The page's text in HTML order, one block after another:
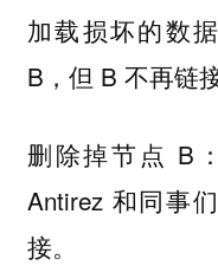
加载损坏的数
B，但 B 不再链
删除掉节点 B
Antirez 和同事
接。